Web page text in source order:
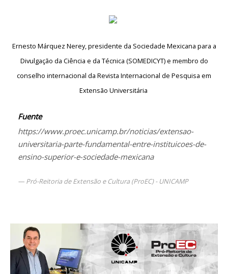
Ernesto Márquez Nerey, presidente da Sociedade Mexicana para a
Divulgação da Ciência e da Técnica (SOMEDICYT) e membro do
conselho internacional da Revista Internacional de Pesquisa em
Extensão Universitária
Fuente
https://www.proec.unicamp.br/noticias/extensao-
universitaria-parte-fundamental-entre-instituicoes-de-
ensino-superior-e-sociedade-mexicana
Pró-Reitoria de Extensão e Cultura (ProEC) - UNICAMP